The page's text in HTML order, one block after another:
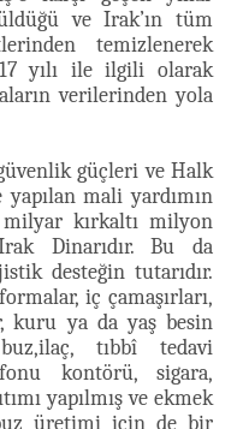
ve Irak’ın tüm
temizlenerek
yılı ile ilgili olarak
verilerinden yola
güçleri ve Halk
mali yardımın
kırkaltı milyon
Dinarıdır. Bu da
desteğin tutarıdır.
iç çamaşırları,
kuru ya da yaş besin
tıbbî tedavi
kontörü, sigara,
yapılmış ve ekmek
üretimi için de bir